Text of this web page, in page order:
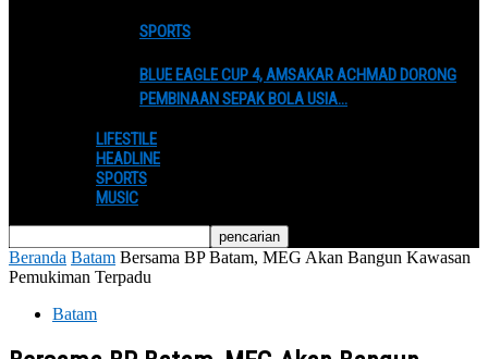
SPORTS
BLUE EAGLE CUP 4, AMSAKAR ACHMAD DORONG
PEMBINAAN SEPAK BOLA USIA…
LIFESTILE
HEADLINE
SPORTS
MUSIC
Beranda Batam Bersama BP Batam, MEG Akan Bangun Kawasan
Pemukiman Terpadu
Batam